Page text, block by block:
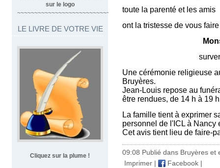
sur le logo
~~~~~~~~~~~~~~~~~~~~~~~~~~~~~~~~~
LE LIVRE DE VOTRE VIE
Cliquez sur la plume !
toute la parenté et les amis
ont la tristesse de vous
survenu mardi 20
Une cérémonie religieuse
Bruyères.
Jean-Louis repose au
être rendues, de 14 h à 19
La famille tient à exprimer
personnel de l'ICL à Nancy
Cet avis tient lieu de faire-
09:08 Publié dans Bruyères et
Imprimer | Facebook |